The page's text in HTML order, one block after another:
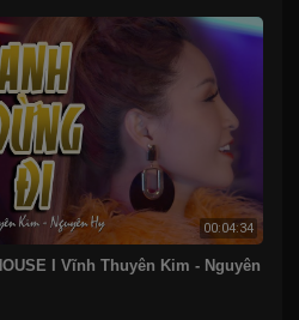
00:04:34
I Vĩnh Thuyên Kim - Nguyên